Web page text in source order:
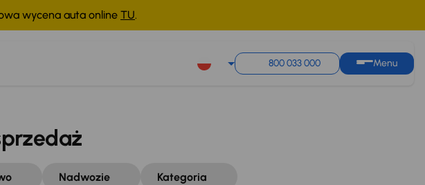
wycena auta online TU.
800 033 000 Menu
Nadwozie Kategoria